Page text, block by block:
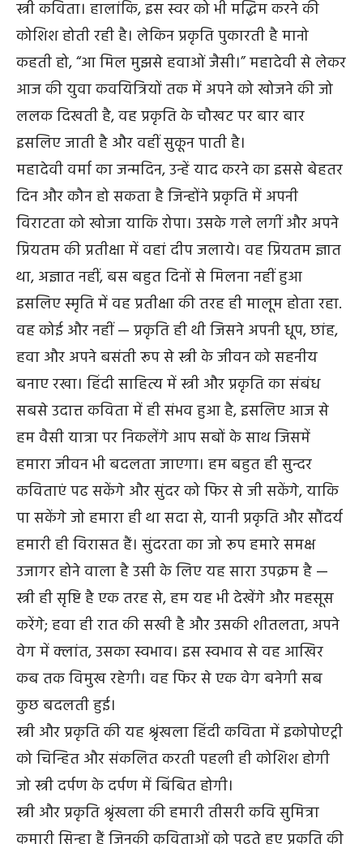
स्त्री कविता। हालांकि, इस स्वर को भी मद्धिम करने की
कोशिश होती रही है। लेकिन प्रकृति पुकारती है मानो
कहती हो, “आ मिल मुझसे हवाओं जैसी।” महादेवी से लेकर
आज की युवा कवयित्रियों तक में अपने को खोजने की जो
ललक दिखती है, वह प्रकृति के चौखट पर बार बार
इसलिए जाती है और वहीं सुकून पाती है।
महादेवी वर्मा का जन्मदिन, उन्हें याद करने का इससे बेहतर
दिन और कौन हो सकता है जिन्होंने प्रकृति में अपनी
विराटता को खोजा याकि रोपा। उसके गले लगीं और अपने
प्रियतम की प्रतीक्षा में वहां दीप जलाये। वह प्रियतम ज्ञात
था, अज्ञात नहीं, बस बहुत दिनों से मिलना नहीं हुआ
इसलिए स्मृति में वह प्रतीक्षा की तरह ही मालूम होता रहा.
वह कोई और नहीं — प्रकृति ही थी जिसने अपनी धूप, छांह,
हवा और अपने बसंती रूप से स्त्री के जीवन को सहनीय
बनाए रखा। हिंदी साहित्य में स्त्री और प्रकृति का संबंध
सबसे उदात्त कविता में ही संभव हुआ है, इसलिए आज से
हम वैसी यात्रा पर निकलेंगे आप सबों के साथ जिसमें
हमारा जीवन भी बदलता जाएगा। हम बहुत ही सुन्दर
कविताएं पढ सकेंगे और सुंदर को फिर से जी सकेंगे, याकि
पा सकेंगे जो हमारा ही था सदा से, यानी प्रकृति और सौंदर्य
हमारी ही विरासत हैं। सुंदरता का जो रूप हमारे समक्ष
उजागर होने वाला है उसी के लिए यह सारा उपक्रम है —
स्त्री ही सृष्टि है एक तरह से, हम यह भी देखेंगे और महसूस
करेंगे; हवा ही रात की सखी है और उसकी शीतलता, अपने
वेग में क्लांत, उसका स्वभाव। इस स्वभाव से वह आखिर
कब तक विमुख रहेगी। वह फिर से एक वेग बनेगी सब
कुछ बदलती हुई।
स्त्री और प्रकृति की यह श्रृंखला हिंदी कविता में इकोपोएट्री
को चिन्हित और संकलित करती पहली ही कोशिश होगी
जो स्त्री दर्पण के दर्पण में बिंबित होगी।
स्त्री और प्रकृति श्रृंखला की हमारी तीसरी कवि सुमित्रा